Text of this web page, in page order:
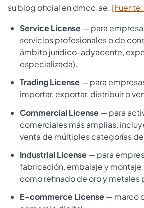
su blog oficial en dmcc.ae.
Service License— para
servicios profesionales o de
ámbito jurídico-adyacente,
especializada).
Trading License— para
importar, exportar, distribuir o
Commercial License— para
comerciales más amplias,
venta de múltiples categorías
Industrial License— para
fabricación, embalaje y
como refinado de oro y metales
E-commerce License— marco